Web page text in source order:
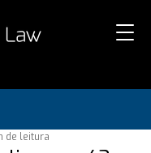
de leitura